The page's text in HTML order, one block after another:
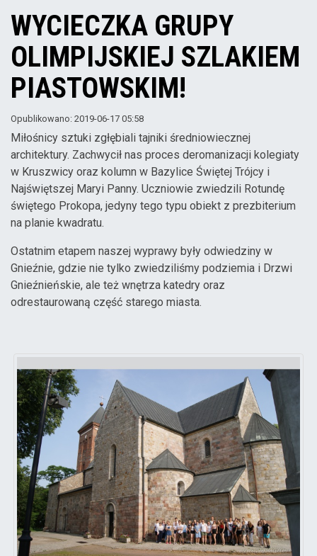
WYCIECZKA GRUPY
OLIMPIJSKIEJ SZLAKIEM
PIASTOWSKIM!
Opublikowano: 2019-06-17 05:58
Miłośnicy sztuki zgłębiali tajniki średniowiecznej
architektury. Zachwycił nas proces deromanizacji kolegiaty
w Kruszwicy oraz kolumn w Bazylice Świętej Trójcy i
Najświętszej Maryi Panny. Uczniowie zwiedzili Rotundę
świętego Prokopa, jedyny tego typu obiekt z prezbiterium
na planie kwadratu.
Ostatnim etapem naszej wyprawy były odwiedziny w
Gnieźnie, gdzie nie tylko zwiedziliśmy podziemia i Drzwi
Gnieźnieńskie, ale też wnętrza katedry oraz
odrestaurowaną część starego miasta.